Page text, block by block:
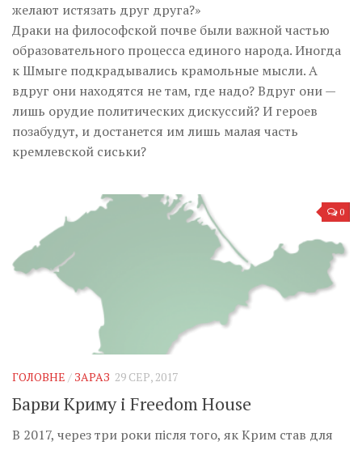
желают истязать друг друга?»
Драки на философской почве были важной частью
образовательного процесса единого народа. Иногда
к Шмыге подкрадывались крамольные мысли. А
вдруг они находятся не там, где надо? Вдруг они —
лишь орудие политических дискуссий? И героев
позабудут, и достанется им лишь малая часть
кремлевской сиськи?
0
ГОЛОВНЕ / ЗАРАЗ 29 СЕР, 2017
Барви Криму і Freedom House
В 2017, через три роки після того, як Крим став для